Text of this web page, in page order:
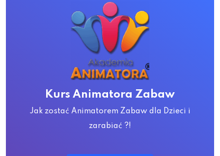
Kurs Animatora Zabaw
Jak zostać Animatorem Zabaw dla Dzieci i
zarabiać ?!